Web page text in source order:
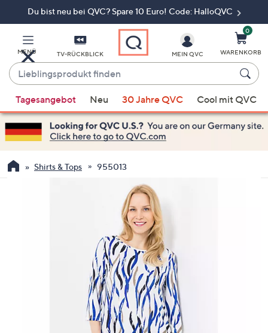
Du bist neu bei QVC? Spare 10 Euro! Code: HalloQVC
MENÜ TV-RÜCKBLICK
Lieblingsprodukt
finden
Vorschläge
verfügbar
sind,
verwenden
Sie
MEIN QVC
0
WARENKORB
Tagesangebot Neu 30 Jahre QVC Cool mit QVC
Shirts & Tops 955013